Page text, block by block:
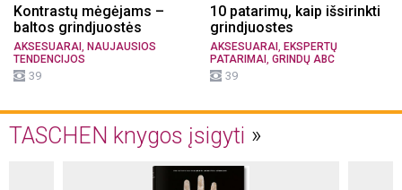
Kontrastų mėgėjams –
baltos grindjuostės
AKSESUARAI , NAUJAUSIOS
TENDENCIJOS
39
10 patarimų, kaip išsirinkti
grindjuostes
AKSESUARAI , EKSPERTŲ
PATARIMAI , GRINDŲ ABC
39
TASCHEN knygos įsigyti